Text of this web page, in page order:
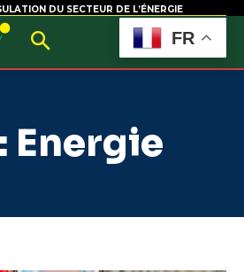
DU SECTEUR DE L’ÉNERGIE
Energie
FR